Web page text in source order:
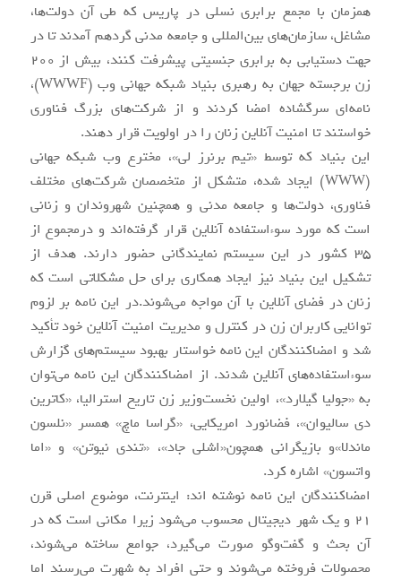
همزمان با مجمع برابری نسلی در پاریس که طی آن دولت‌ها،
مشاغل، سازمان‌های بین‌المللی و جامعه مدنی گردهم آمدند تا در
جهت دستیابی به برابری جنسیتی پیشرفت کنند، بیش از 200
زن برجسته جهان به رهبری بنیاد شبکه جهانی وب (WWWF)،
نامه‌ای سرگشاده امضا کردند و از شرکت‌های بزرگ فناوری
خواستند تا امنیت آنلاین زنان را در اولویت قرار دهند.
این بنیاد که توسط «تیم برنرز لی»، مخترع وب شبکه جهانی
(WWW) ایجاد شده، متشکل از متخصصان شرکت‌های مختلف
فناوری، دولت‌ها و جامعه مدنی و همچنین شهروندان و زنانی
است که مورد سوء‌استفاده آنلاین قرار گرفته‌اند و درمجموع از
35 کشور در این سیستم نمایندگانی حضور دارند. هدف از
تشکیل این بنیاد نیز ایجاد همکاری برای حل مشکلاتی است که
زنان در فضای آنلاین با آن مواجه می‌شوند.در این نامه بر لزوم
توانایی کاربران زن در کنترل و مدیریت امنیت آنلاین خود تأکید
شد و امضاکنندگان این نامه خواستار بهبود سیستم‌های گزارش
سوء‌استفاده‌های آنلاین شدند. از امضاکنندگان این نامه می‌توان
به «جولیا گیلارد»، اولین نخست‌وزیر زن تاریخ استرالیا، «کاترین
دی سالیوان»، فضانورد امریکایی، «گراسا ماچ» همسر «نلسون
ماندلا»و بازیگرانی همچون«اشلی جاد»، «تندی نیوتن» و «اما
واتسون» اشاره کرد.
امضاکنندگان این نامه نوشته اند: اینترنت، موضوع اصلی قرن
21 و یک شهر دیجیتال محسوب می‌شود زیرا مکانی است که در
آن بحث و گفت‌و‌گو صورت می‌گیرد، جوامع ساخته می‌شوند،
محصولات فروخته می‌شوند و حتی افراد به شهرت می‌رسند اما